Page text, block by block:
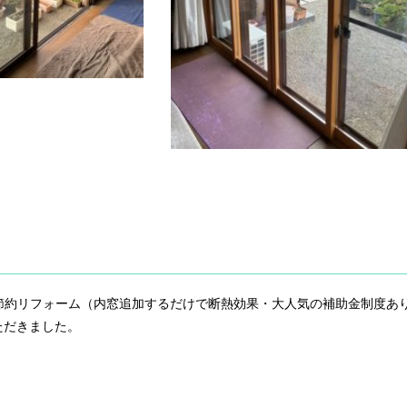
リフォーム（内窓追加するだけで断熱効果・大人気の補助金制度あ
きました。